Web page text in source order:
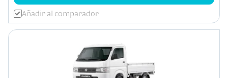
Añadir al comparador